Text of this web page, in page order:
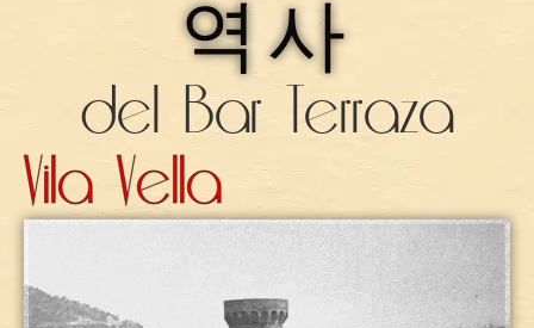
역사
del Bar Terraza
Vila Vella